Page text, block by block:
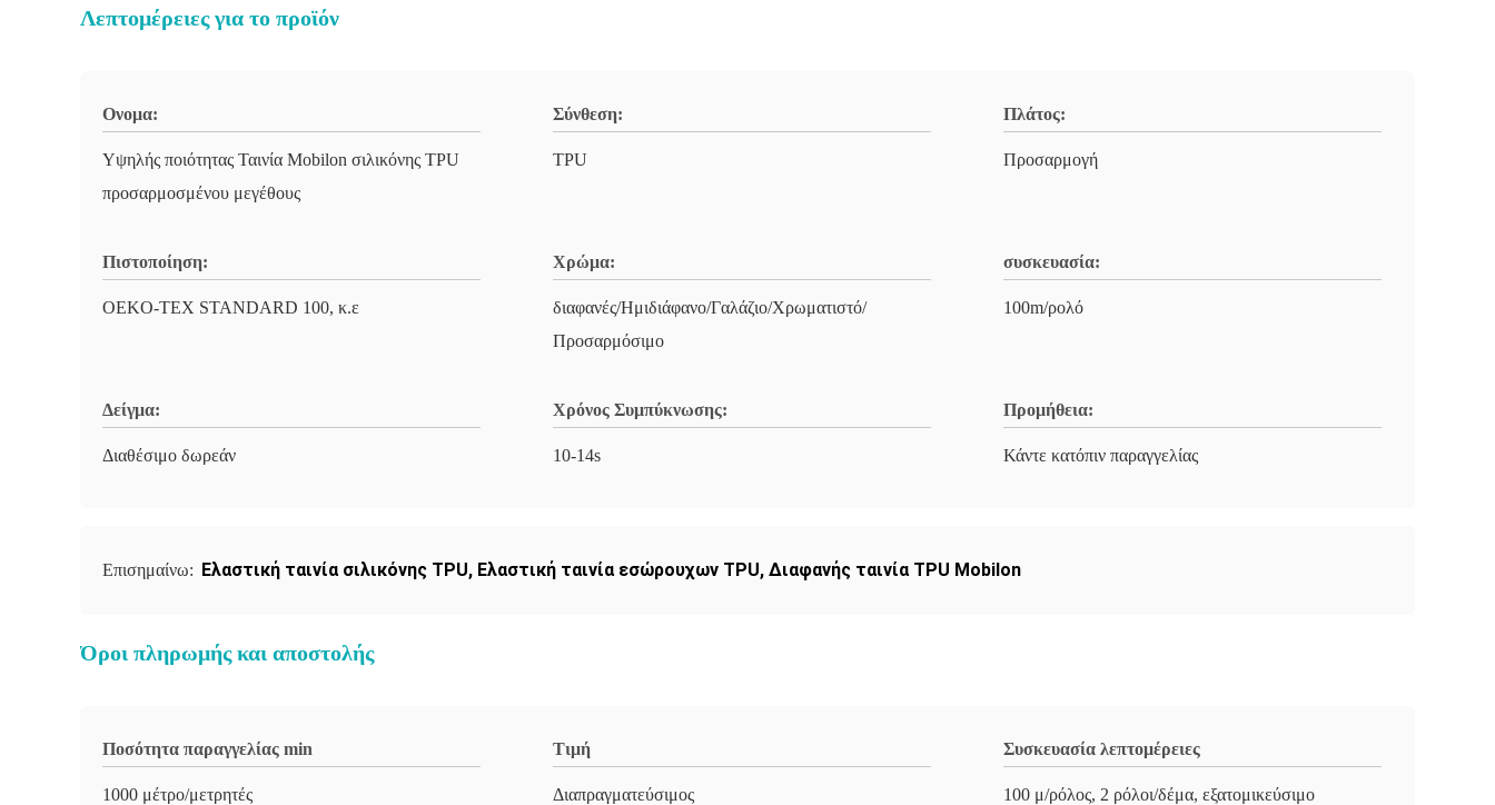
Λεπτομέρειες για το προϊόν
Ονομα:
Υψηλής ποιότητας Ταινία Mobilon σιλικόνης TPU
προσαρμοσμένου μεγέθους
Σύνθεση:
TPU
Πλάτος:
Προσαρμογή
Πιστοποίηση:
OEKO-TEX STANDARD 100, κ.ε
Χρώμα:
διαφανές/Ημιδιάφανο/Γαλάζιο/Χρωματιστό/
Προσαρμόσιμο
συσκευασία:
100m/ρολό
Δείγμα:
Διαθέσιμο δωρεάν
Χρόνος Συμπύκνωσης:
10-14s
Προμήθεια:
Κάντε κατόπιν παραγγελίας
Επισημαίνω: Ελαστική ταινία σιλικόνης TPU, Ελαστική ταινία εσώρουχων TPU, Διαφανής ταινία TPU Mobilon
Όροι πληρωμής και αποστολής
Ποσότητα παραγγελίας min
1000 μέτρο/μετρητές
Τιμή
Διαπραγματεύσιμος
Συσκευασία λεπτομέρειες
100 μ/ρόλος, 2 ρόλοι/δέμα, εξατομικεύσιμο